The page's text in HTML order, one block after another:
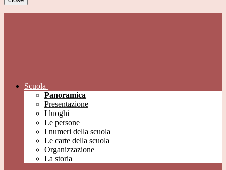
Scuola
Panoramica
Presentazione
I luoghi
Le persone
I numeri della scuola
Le carte della scuola
Organizzazione
La storia